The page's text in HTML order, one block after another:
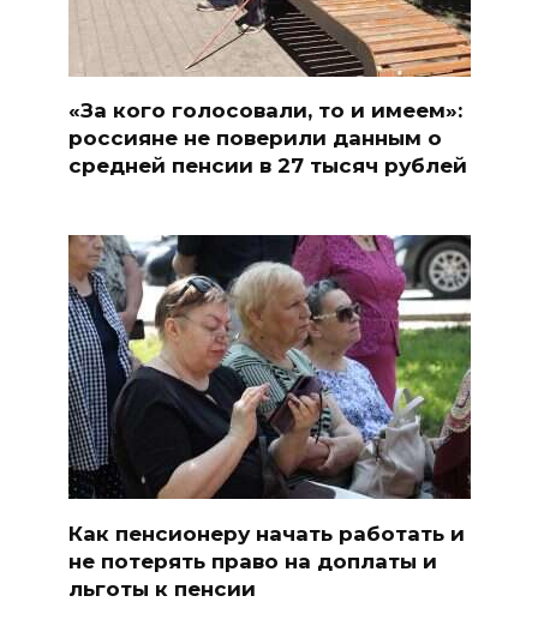
«За кого голосовали, то и имеем»:
россияне не поверили данным о
средней пенсии в 27 тысяч рублей
Как пенсионеру начать работать и
не потерять право на доплаты и
льготы к пенсии